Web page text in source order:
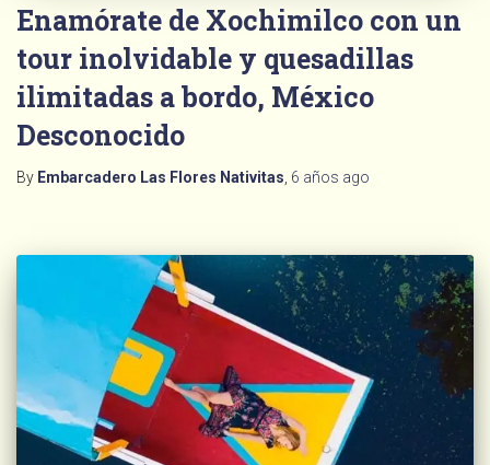
Enamórate de Xochimilco con un
tour inolvidable y quesadillas
ilimitadas a bordo, México
Desconocido
By Embarcadero Las Flores Nativitas 6 años ago